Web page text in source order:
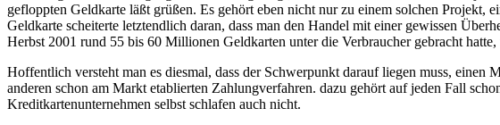
gefloppten Geldkarte läßt grüßen. Es gehört eben nicht nur zu einem solchen
Geldkarte scheiterte letztendlich daran, dass man den Handel mit einer gewissen
Herbst 2001 rund 55 bis 60 Millionen Geldkarten unter die Verbraucher gebracht
Hoffentlich versteht man es diesmal, dass der Schwerpunkt darauf liegen muss,
anderen schon am Markt etablierten Zahlungverfahren. dazu gehört auf jeden Fall
Kreditkartenunternehmen selbst schlafen auch nicht.